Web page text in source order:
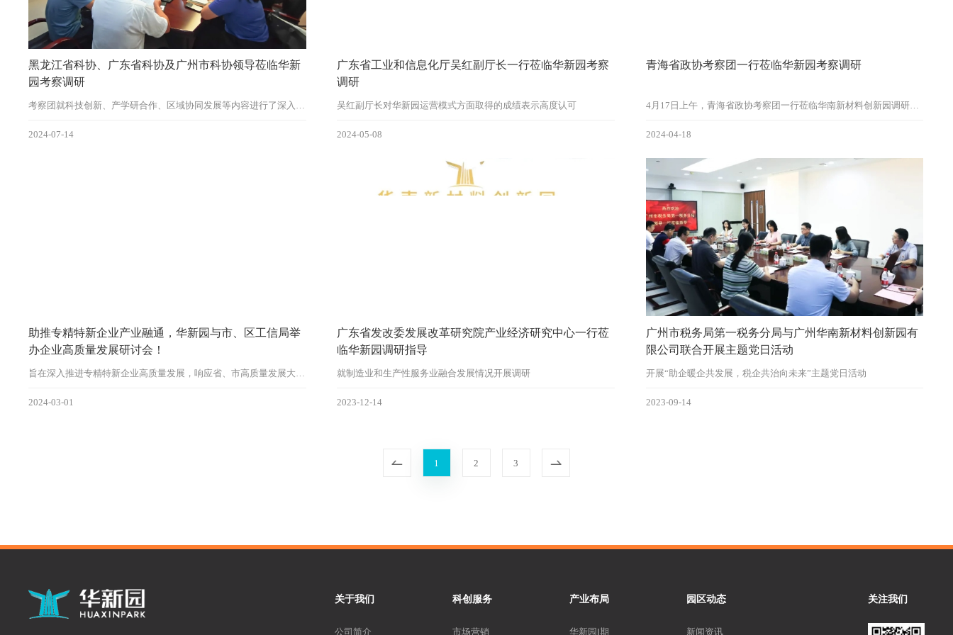
黑龙江省科协、广东省科协及广州市科协领导莅临华新
园考察调研
2024-07-14
广东省工业和信息化厅吴红副厅长一行莅临华新园考察
调研
吴红副厅长对华新园运营模式方面取得的成绩表示高度认可
2024-05-08
青海省政协考察团一行莅临华新园考察调研
2024-04-18
助推专精特新企业产业融通，华新园与市、区工信局举
办企业高质量发展研讨会！
2024-03-01
广东省发改委发展改革研究院产业经济研究中心一行莅
临华新园调研指导
就制造业和生产性服务业融合发展情况开展调研
2023-12-14
广州市税务局第一税务分局与广州华南新材料创新园有
限公司联合开展主题党日活动
开展“助企暖企共发展，税企共治向未来”主题党日活动
2023-09-14
1 2 3
关于我们
公司简介
科创服务
市场营销
产业布局
华新园Ⅰ期
园区动态
新闻资讯
关注我们